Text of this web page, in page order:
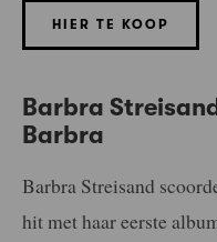
HIER TE KOOP
Barbra
Barbra
Barbra Streisand
hit met haar eerste